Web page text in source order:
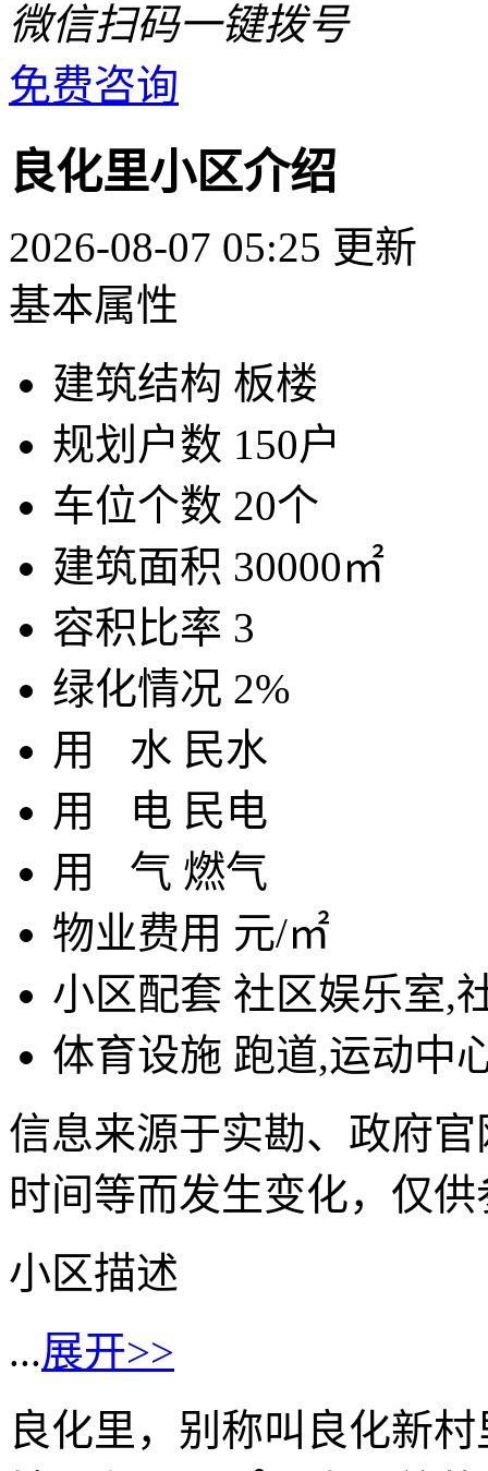
微信扫码一键拨号
免费咨询
良化里小区介绍
2026-08-07 05:25 更新
基本属性
建筑结构 板楼
规划户数 150户
车位个数 20个
建筑面积 30000㎡
容积比率 3
绿化情况 2%
用 水 民水
用
电 民电
用 气 燃气
物业费用 元/㎡
小区配套 社区娱乐室,
体育设施 跑道,运动中
信息来源于实勘、政府
时间等而发生变化，仅
小区描述
...展开>>
良化里，别称叫良化新